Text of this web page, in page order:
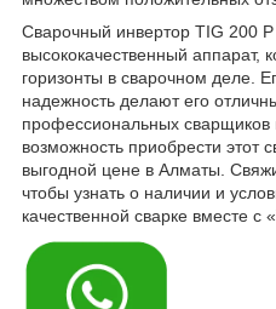
Сварочный инвертор TIG 200
высококачественный аппарат,
горизонты в сварочном деле.
надежность делают его
профессиональных сварщиков
возможность приобрести этот
выгодной цене в Алматы.
чтобы узнать о наличии и
качественной сварке вместе